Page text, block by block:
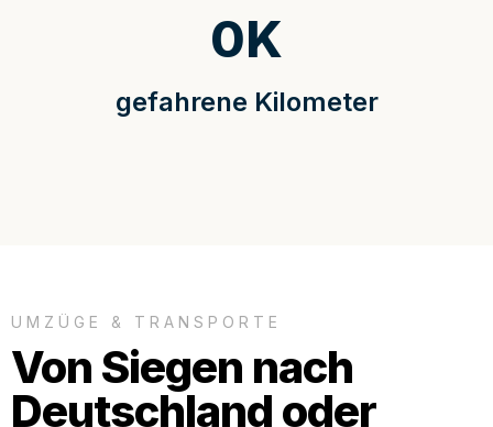
gefahrene Kilometer
0K
UMZÜGE & TRANSPORTE
Von Siegen nach
Deutschland oder